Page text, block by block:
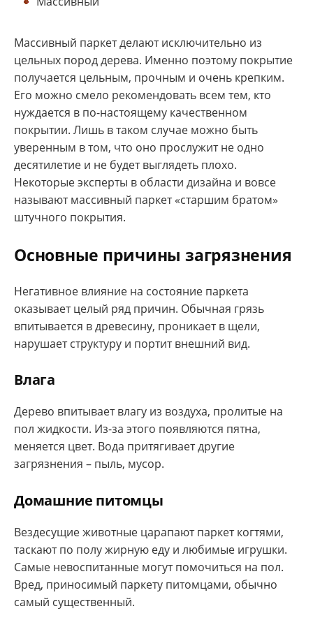
Массивный паркет делают исключительно из
цельных пород дерева. Именно поэтому покрытие
получается цельным, прочным и очень крепким.
Его можно смело рекомендовать всем тем, кто
нуждается в по-настоящему качественном
покрытии. Лишь в таком случае можно быть
уверенным в том, что оно прослужит не одно
десятилетие и не будет выглядеть плохо.
Некоторые эксперты в области дизайна и вовсе
называют массивный паркет «старшим братом»
штучного покрытия.
Основные причины загрязнения
Негативное влияние на состояние паркета
оказывает целый ряд причин. Обычная грязь
впитывается в древесину, проникает в щели,
нарушает структуру и портит внешний вид.
Влага
Дерево впитывает влагу из воздуха, пролитые на
пол жидкости. Из-за этого появляются пятна,
меняется цвет. Вода притягивает другие
загрязнения – пыль, мусор.
Домашние питомцы
Вездесущие животные царапают паркет когтями,
таскают по полу жирную еду и любимые игрушки.
Самые невоспитанные могут помочиться на пол.
Вред, приносимый паркету питомцами, обычно
самый существенный.